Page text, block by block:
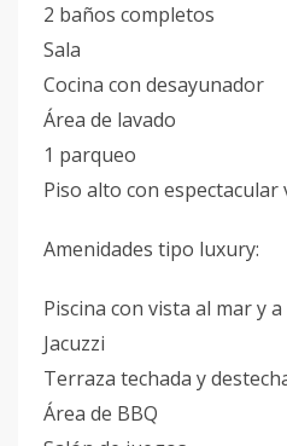
2 baños completos
Sala
Cocina con desayunador
Área de lavado
1 parqueo
Piso alto con espectacular
Amenidades tipo luxury:
Piscina con vista al mar y a
Jacuzzi
Terraza techada y
Área de BBQ